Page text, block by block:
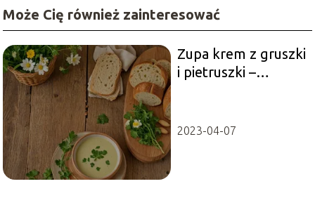
Może Cię również zainteresować
Zupa krem z gruszki
i pietruszki –
2023-04-07